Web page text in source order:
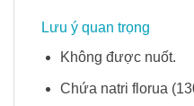
Lưu ý quan trọng
Không được nuốt.
Chứa natri florua